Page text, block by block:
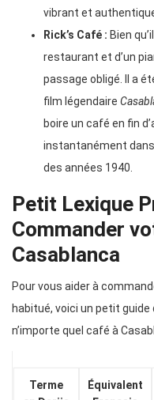
vibrant et
Rick’s Café : Bien
restaurant et d’un
passage obligé. Il a
film légendaire
boire un café en fin
instantanément
des années 1940.
Petit Lexique
Commander
Casablanca
Pour vous aider à
habitué, voici un petit
n’importe quel café à
Terme
Équivalent